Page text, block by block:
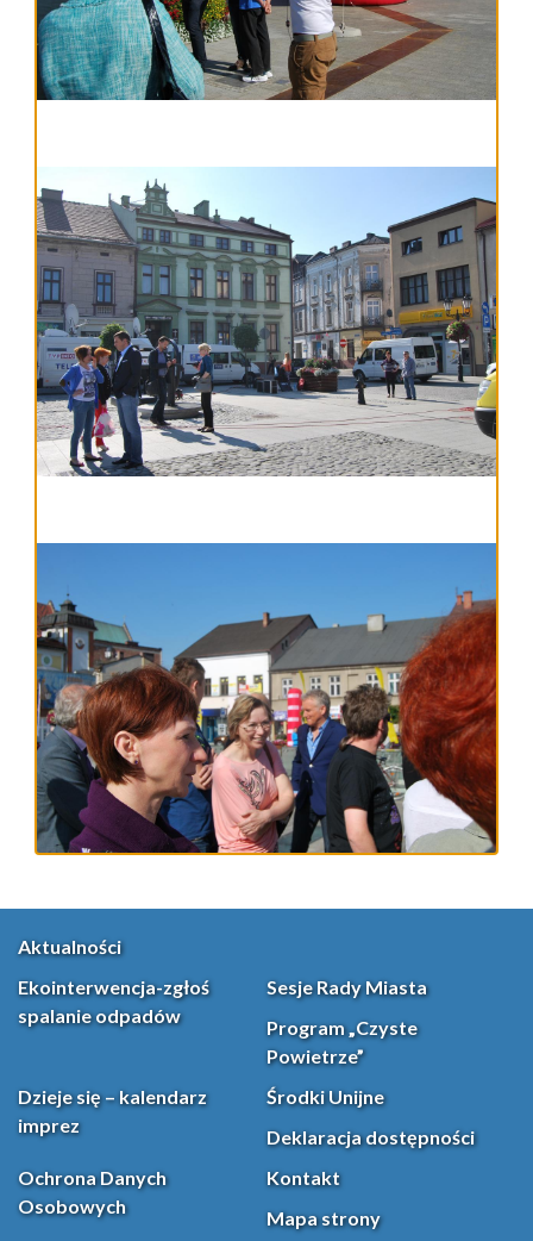
Aktualności
Ekointerwencja-zgłoś
spalanie odpadów
Sesje Rady Miasta
Program „Czyste
Powietrze”
Dzieje się – kalendarz
imprez
Środki Unijne
Deklaracja dostępności
Ochrona Danych
Osobowych
Kontakt
Mapa strony